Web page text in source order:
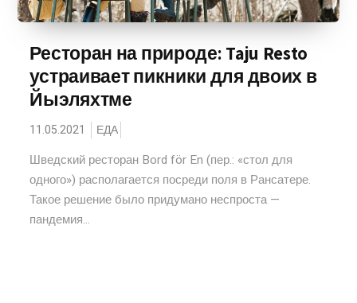
Ресторан на природе: Taju Resto
устраивает пикники для двоих в
Йыэляхтме
11.05.2021 ЕДА
Шведский ресторан Bord för En (пер.: «стол для
одного») располагается посреди поля в Рансатере.
Такое решение было придумано неспроста —
пандемия...